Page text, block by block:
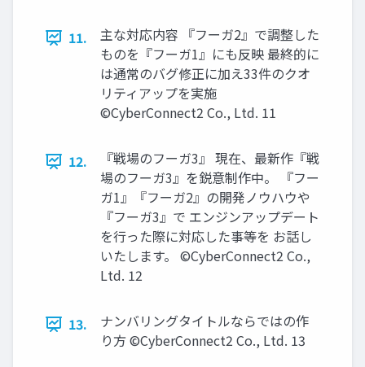
11.
主な対応内容 『フーガ2』で調整した
ものを『フーガ1』にも反映 最終的に
は通常のバグ修正に加え33件のクオ
リティアップを実施
©CyberConnect2 Co., Ltd. 11
12.
『戦場のフーガ3』 現在、最新作『戦
場のフーガ3』を鋭意制作中。 『フー
ガ1』『フーガ2』の開発ノウハウや
『フーガ3』で エンジンアップデート
を行った際に対応した事等を お話し
いたします。 ©CyberConnect2 Co.,
Ltd. 12
13.
ナンバリングタイトルならではの作
り方 ©CyberConnect2 Co., Ltd. 13